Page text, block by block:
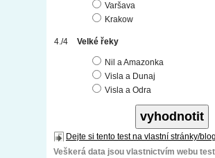
Varšava
Krakow
Velké řeky
Nil a Amazonka
Visla a Dunaj
Visla a Odra
Dejte si tento test na vlastní stránky/blog
Veškerá data jsou vlastnictvím webu